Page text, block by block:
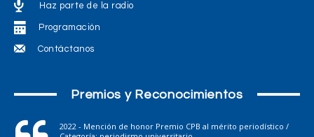
Haz parte de la radio
Programación
Contáctanos
Premios y Reconocimientos
2022 - Mención de honor Premio CPB al mérito periodístico /